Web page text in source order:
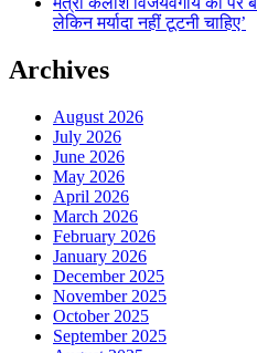
लेकिन मर्यादा नहीं टूटनी चाहिए’
Archives
August 2026
July 2026
June 2026
May 2026
April 2026
March 2026
February 2026
January 2026
December 2025
November 2025
October 2025
September 2025